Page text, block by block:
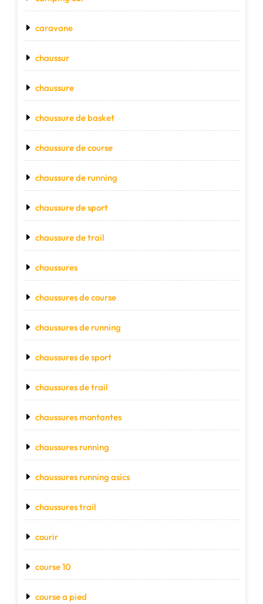
caravane
chaussur
chaussure
chaussure de basket
chaussure de course
chaussure de running
chaussure de sport
chaussure de trail
chaussures
chaussures de course
chaussures de running
chaussures de sport
chaussures de trail
chaussures montantes
chaussures running
chaussures running asics
chaussures trail
courir
course 10
course a pied